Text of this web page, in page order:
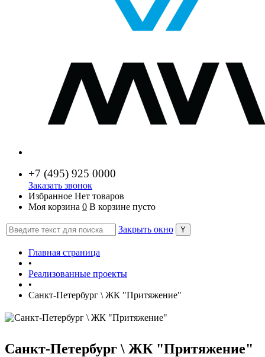
+7 (495) 925 0000
Заказать звонок
Избранное Нет товаров
Моя корзина 0 В корзине пусто
Закрыть окно
Главная страница
•
Реализованные проекты
•
Санкт-Петербург \ ЖК "Притяжение"
Санкт-Петербург \ ЖК "Притяжение"